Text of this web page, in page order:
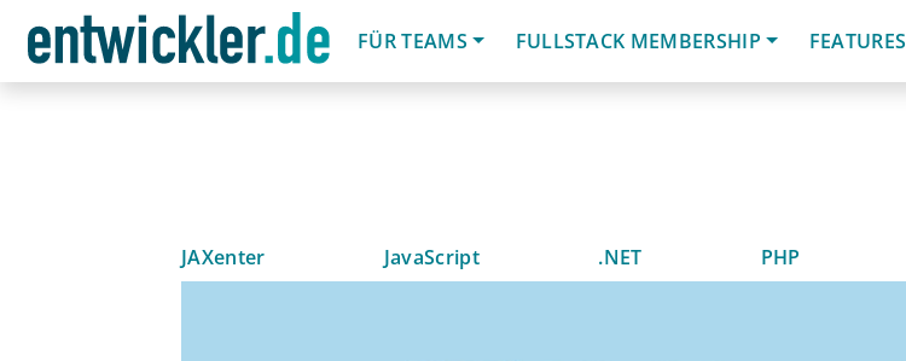
FÜR TEAMS
FULLSTACK MEMBERSHIP FEATURES
JAXenter JavaScript .NET PHP